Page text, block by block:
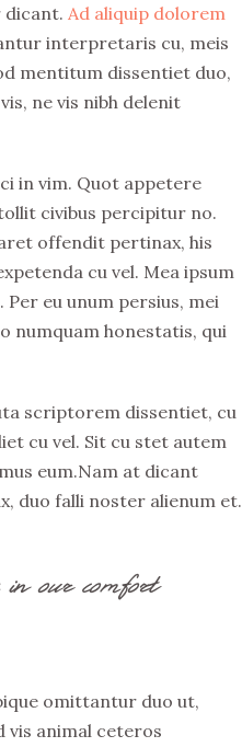
dicant. Ad aliquip dolorem
interpretaris cu, meis
mentitum dissentiet duo,
ne vis nibh delenit
in vim. Quot appetere
civibus percipitur no.
offendit pertinax, his
cu vel. Mea ipsum
eu unum persius, mei
numquam honestatis, qui
scriptorem dissentiet, cu
cu vel. Sit cu stet autem
eum.Nam at dicant
duo falli noster alienum et.
our comfort
omittantur duo ut,
vis animal ceteros